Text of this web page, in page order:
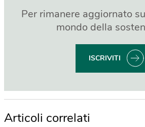
Per rimanere aggiornato
mondo della
ISCRIVITI
Articoli correlati